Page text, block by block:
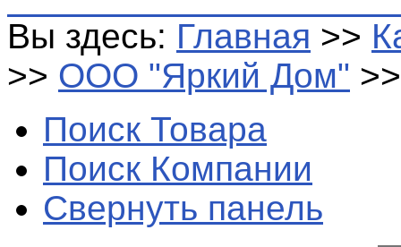
Вы здесь: Главная >>
>> ООО "Яркий Дом"
Поиск Товара
Поиск Компании
Свернуть панель